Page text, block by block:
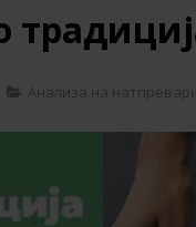
Анализа на